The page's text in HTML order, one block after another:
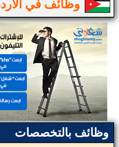
وظائف في
وظائف بالتخصصات